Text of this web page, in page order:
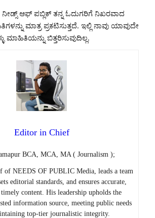
ಆಫ್ ಪಬ್ಲಿಕ್ ತನ್ನ ಓದುಗರಿಗೆ ನಿಖರವಾದ
ಮಾತ್ರ ಪ್ರಕಟಿಸುತ್ತದೆ. ಇಲ್ಲಿ ನಾವು ಯಾವುದೇ
ಮಾಹಿತಿಯನ್ನು ಬಿತ್ತರಿಸುವುದಿಲ್ಲ.
Editor in Chief
BCA, MCA, MA ( Journalism );
of NEEDS OF PUBLIC Media, leads a team
editorial standards, and ensures accurate,
content. His leadership upholds the
information source, meeting public needs
top-tier journalistic integrity.